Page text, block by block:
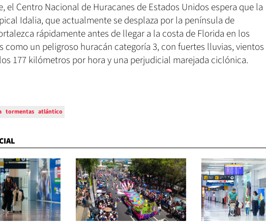
el Centro Nacional de Huracanes de Estados Unidos espera que la
Idalia, que actualmente se desplaza por la península de
rápidamente antes de llegar a la costa de Florida en los
como un peligroso huracán categoría 3, con fuertes lluvias, vientos
177 kilómetros por hora y una perjudicial marejada ciclónica.
tormentas atlántico